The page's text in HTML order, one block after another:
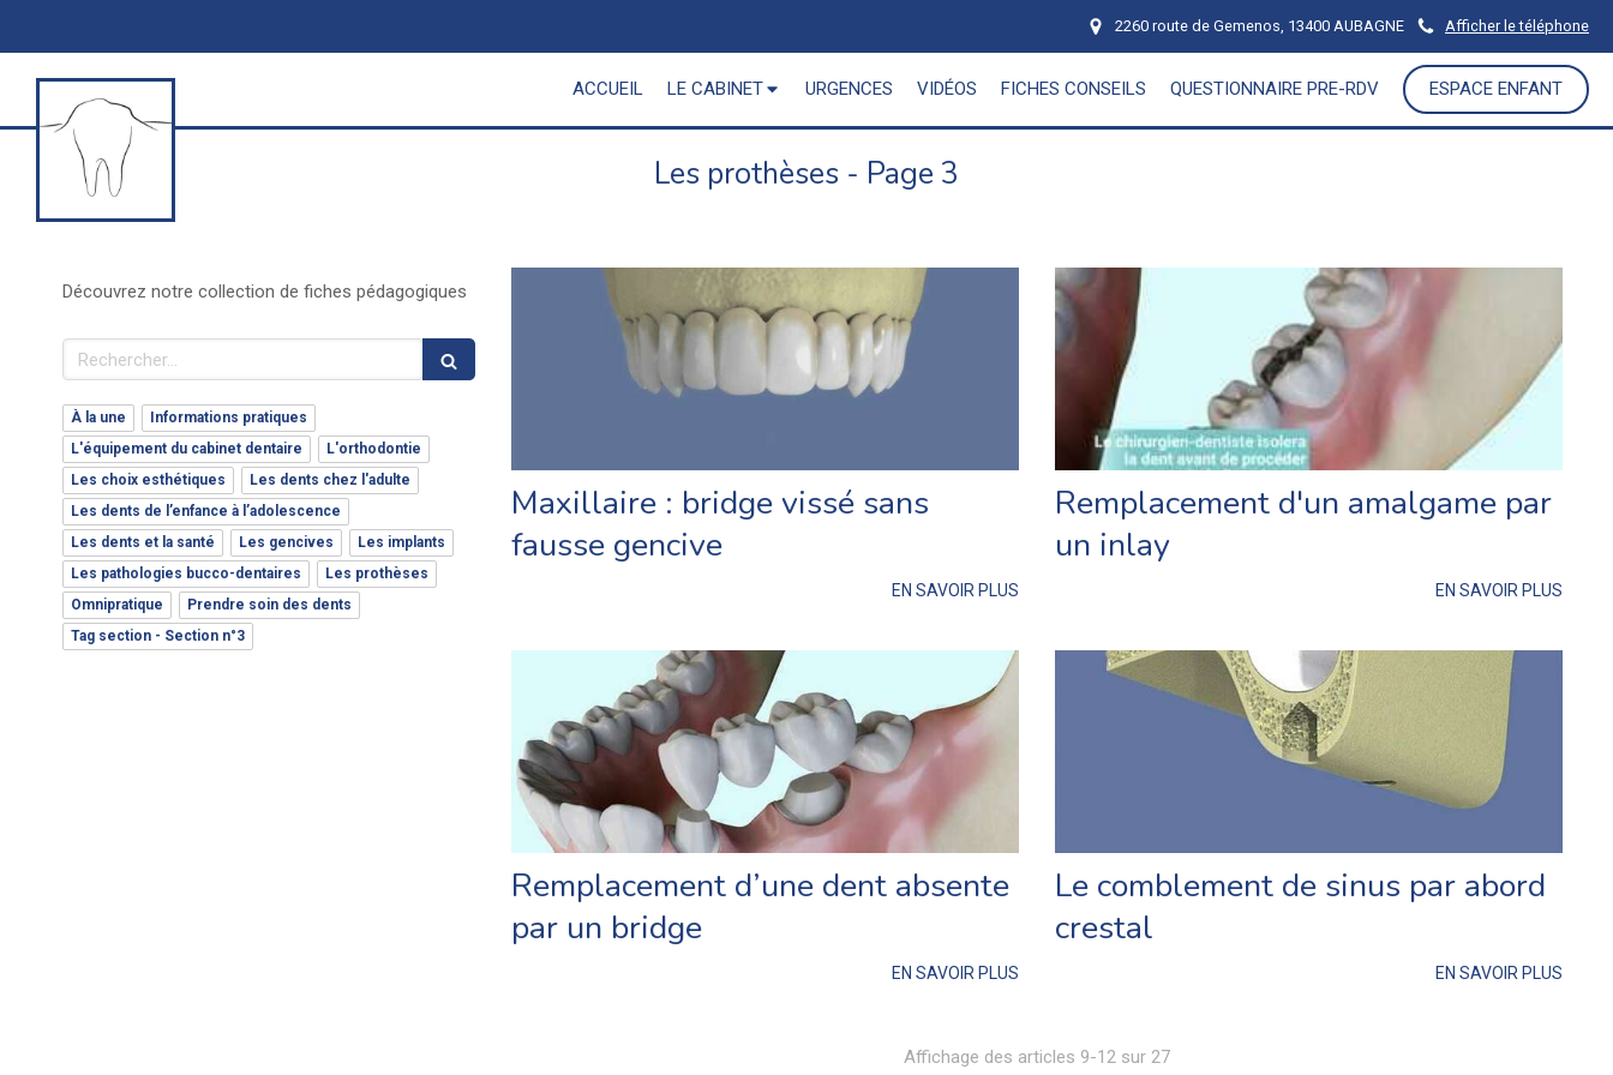
Afficher le téléphone
2260 route de Gemenos, 13400 AUBAGNE
ACCUEIL LE CABINET URGENCES VIDÉOS FICHES CONSEILS QUESTIONNAIRE PRE-RDV ESPACE ENFANT
Les prothèses - Page 3
Maxillaire : bridge vissé sans
fausse gencive
EN SAVOIR PLUS
Remplacement d'un amalgame par
un inlay
EN SAVOIR PLUS
Remplacement d’une dent absente
par un bridge
EN SAVOIR PLUS
Le comblement de sinus par abord
crestal
EN SAVOIR PLUS
Affichage des articles 9-12 sur 27
Découvrez notre collection de fiches pédagogiques
Rechercher
À la une
Informations pratiques
L'équipement du cabinet dentaire
L'orthodontie
Les choix esthétiques
Les dents chez l'adulte
Les dents de l’enfance à l’adolescence
Les dents et la santé
Les gencives
Les implants
Les pathologies bucco-dentaires
Les prothèses
Omnipratique
Prendre soin des dents
Tag section - Section n°3